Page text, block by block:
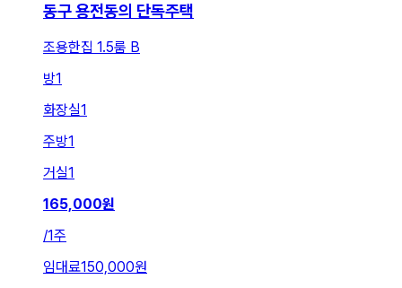
동구 용전동의 단독주택
조용한집 1.5룸 B
방1
화장실1
주방1
거실1
165,000원
/1주
임대료150,000원